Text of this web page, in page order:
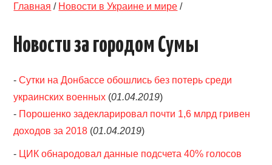
Главная / Новости в Украине и мире /
Новости за городом Сумы
-Сутки на Донбассе обошлись без потерь среди
украинских военных (01.04.2019)
- Порошенко задекларировал почти 1,6 млрд гривен
доходов за 2018 (01.04.2019)
- ЦИК обнародовал данные подсчета 40% голосов